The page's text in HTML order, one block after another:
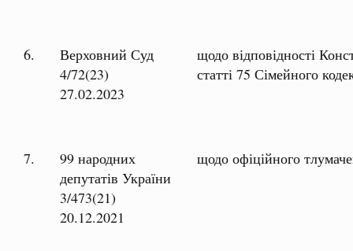
6.
Верховний Суд
4/72(23)
27.02.2023
щодо відповідності
статті 75 Сімейного
7.
99 народних
депутатів України
3/473(21)
20.12.2021
щодо офіційного